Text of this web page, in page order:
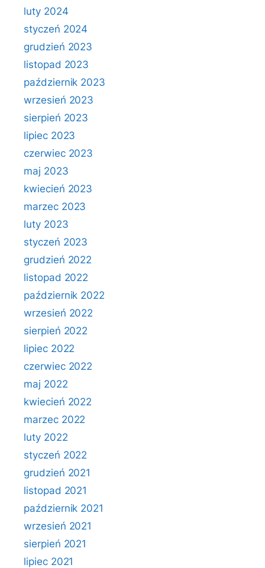
luty 2024
styczeń 2024
grudzień 2023
listopad 2023
październik 2023
wrzesień 2023
sierpień 2023
lipiec 2023
czerwiec 2023
maj 2023
kwiecień 2023
marzec 2023
luty 2023
styczeń 2023
grudzień 2022
listopad 2022
październik 2022
wrzesień 2022
sierpień 2022
lipiec 2022
czerwiec 2022
maj 2022
kwiecień 2022
marzec 2022
luty 2022
styczeń 2022
grudzień 2021
listopad 2021
październik 2021
wrzesień 2021
sierpień 2021
lipiec 2021